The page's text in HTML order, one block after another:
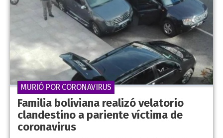
Familia boliviana realizó velatorio
clandestino a pariente víctima de
coronavirus
MURIÓ POR CORONAVIRUS